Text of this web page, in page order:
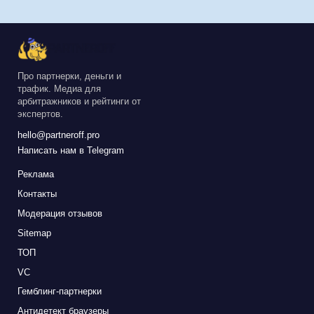
Про партнерки, деньги и
трафик. Медиа для
арбитражников и рейтинги от
экспертов.
hello@partneroff.pro
Написать нам в Telegram
Реклама
Контакты
Модерация отзывов
Sitemap
ТОП
VC
Гемблинг-партнерки
Антидетект браузеры